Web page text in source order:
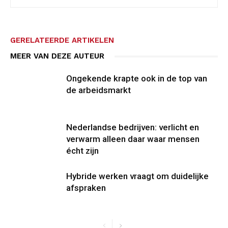
GERELATEERDE ARTIKELEN
MEER VAN DEZE AUTEUR
Ongekende krapte ook in de top van
de arbeidsmarkt
Nederlandse bedrijven: verlicht en
verwarm alleen daar waar mensen
écht zijn
Hybride werken vraagt om duidelijke
afspraken